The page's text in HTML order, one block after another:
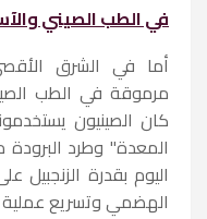
في الطب الصيني
أما في الشرق
كان الصينيون
المعدة" وطرد
اليوم بقدرة الزنجبيل
الهضمي وتسريع